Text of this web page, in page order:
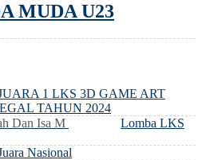
MUDA U23
1 LKS 3D GAME ART
TAHUN 2024
Dan Isa M
Lomba LKS
Nasional